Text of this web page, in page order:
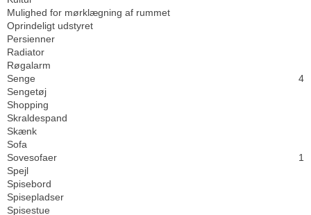
Mulighed for mørklægning af rummet
Oprindeligt udstyret
Persienner
Radiator
Røgalarm
Senge
4
Sengetøj
Shopping
Skraldespand
Skænk
Sofa
Sovesofaer
1
Spejl
Spisebord
Spisepladser
Spisestue